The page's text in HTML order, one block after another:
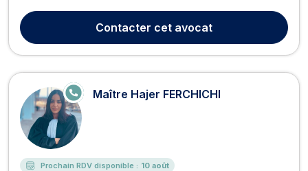
victimes ainsi qu’en droit du sport. Concernant le droit du
dommage corporel et indemnisation des victimes,...
Contacter cet avocat
Maître Hajer FERCHICHI
E
N
LI
G
N
E
Prochain RDV disponible : 10 août